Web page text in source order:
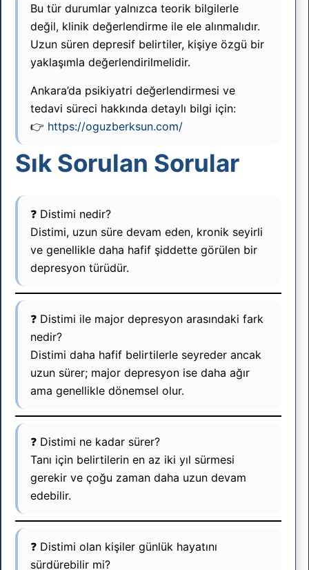
Bu tür durumlar yalnızca teorik bilgilerle
değil, klinik değerlendirme ile ele alınmalıdır.
Uzun süren depresif belirtiler, kişiye özgü bir
yaklaşımla değerlendirilmelidir.
Ankara’da psikiyatri değerlendirmesi ve
tedavi süreci hakkında detaylı bilgi için:
👉 https://oguzberksun.com/
Sık Sorulan Sorular
❓ Distimi nedir?
Distimi, uzun süre devam eden, kronik seyirli
ve genellikle daha hafif şiddette görülen bir
depresyon türüdür.
❓ Distimi ile major depresyon arasındaki fark
nedir?
Distimi daha hafif belirtilerle seyreder ancak
uzun sürer; major depresyon ise daha ağır
ama genellikle dönemsel olur.
❓ Distimi ne kadar sürer?
Tanı için belirtilerin en az iki yıl sürmesi
gerekir ve çoğu zaman daha uzun devam
edebilir.
❓ Distimi olan kişiler günlük hayatını
sürdürebilir mi?